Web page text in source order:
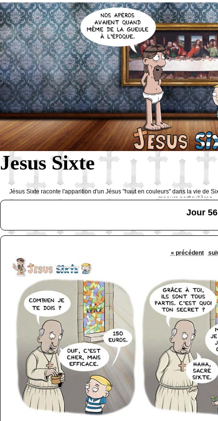
Jesus Sixte
Jésus Sixte raconte l'apparition d'un Jésus "haut en couleurs" dans la vie de
moeurs particulières
http://www.lefabz.com/
Jour 56
« précédent